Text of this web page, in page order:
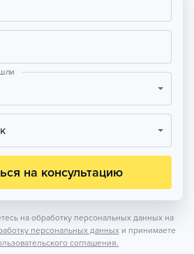
на консультацию
на обработку персональных данных на
персональных данных и принимаете
соглашения.